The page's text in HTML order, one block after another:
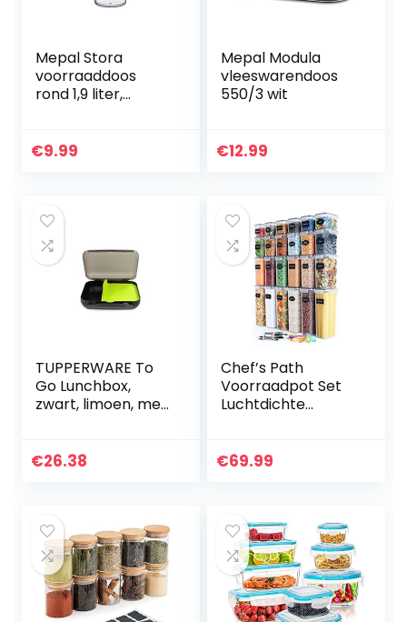
Mepal Stora
voorraaddoos
rond 1,9 liter,
12 x 24 cm, BPA-
€9.99
Mepal Modula
vleeswarendoos
550/3 wit
€12.99
TUPPERWARE To
Go Lunchbox,
zwart, limoen, met
sandwich doos
€26.38
Chef’s Path
Voorraadpot Set
Luchtdichte
Voorraadpotten &
€69.99